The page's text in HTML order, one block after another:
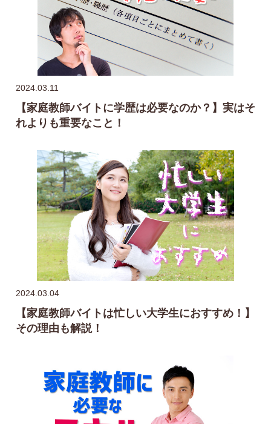
2024.03.11
【家庭教師バイトに学歴は必要なのか？】実はそ
れよりも重要なこと！
2024.03.04
【家庭教師バイトは忙しい大学生におすすめ！】
その理由も解説！